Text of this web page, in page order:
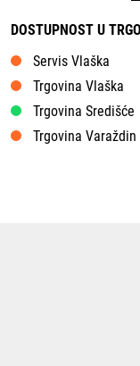
DOSTUPNOST U
Servis Vlaška
Trgovina Vlaška
Trgovina Središće
Trgovina Varaždin